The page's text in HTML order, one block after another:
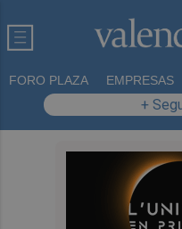
FORO PLAZA EMPRESAS
+